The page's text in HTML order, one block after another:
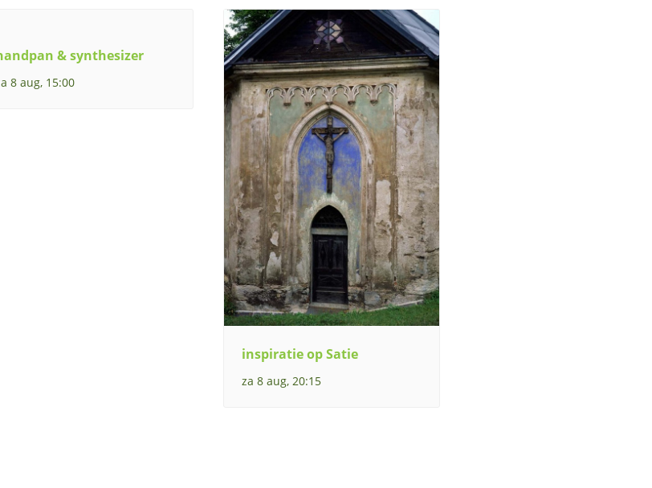
& synthesizer
8 aug, 15:00
inspiratie op Satie
za 8 aug, 20:15